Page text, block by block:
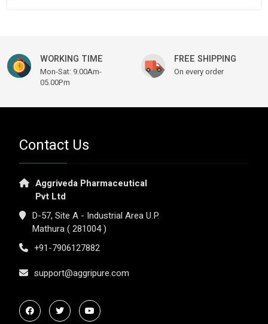
WORKING TIME
Mon-Sat: 9.00Am-
05.00Pm
FREE SHIPPING
On every order
Contact Us
Aggriveda Pharmaceutical
Pvt Ltd
D-57, Site A - Industrial Area U.P.
Mathura ( 281004 )
+91-7906127882
support@aggripure.com